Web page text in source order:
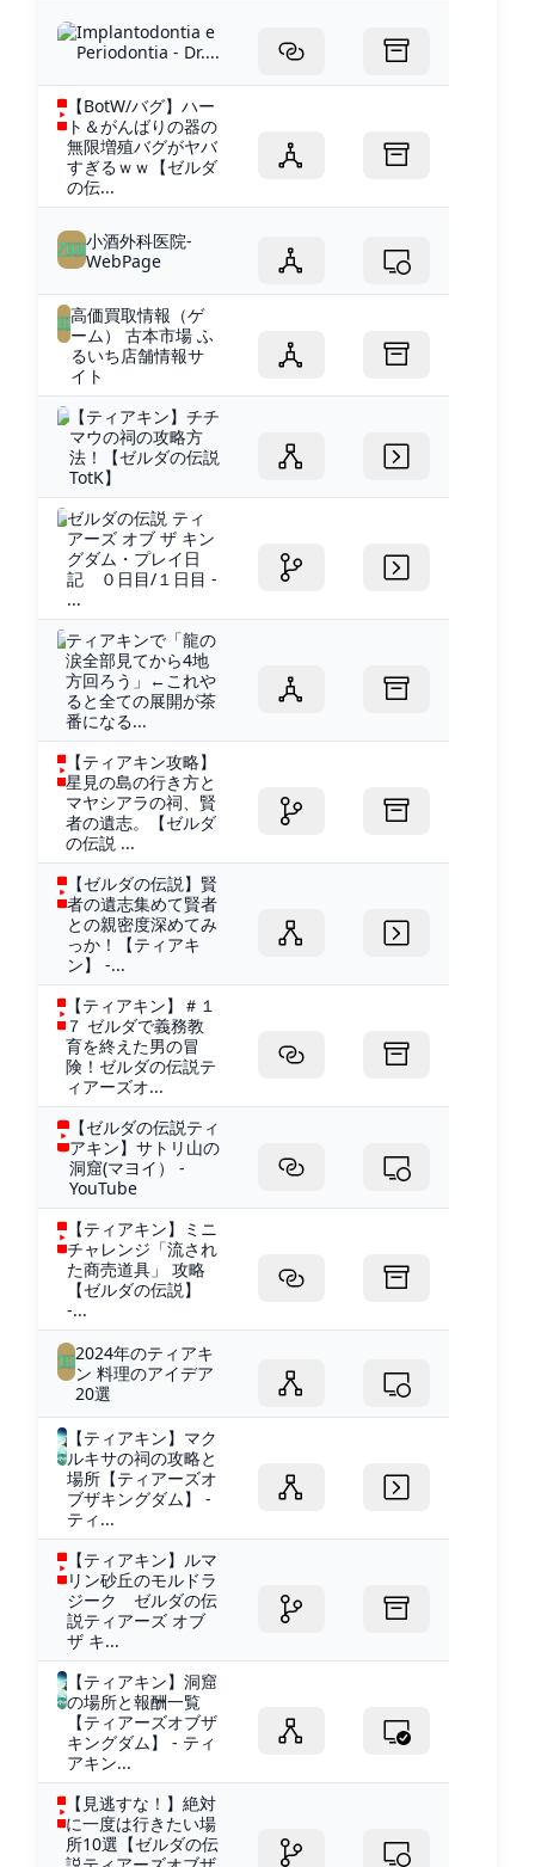
Implantodontia e
Periodontia - Dr....
【BotW/バグ】ハー
ト＆がんばりの器の
無限増殖バグがヤバ
すぎるｗｗ【ゼルダ
の伝...
小酒外科医院-
WebPage
高価買取情報（ゲ
ーム） 古本市場 ふ
るいち店舗情報サ
イト
【ティアキン】チチ
マウの祠の攻略方
法！【ゼルダの伝説
TotK】
ゼルダの伝説 ティ
アーズ オブ ザ キン
グダム・プレイ日
記 ０日目/１日目 -
...
ティアキンで「龍の
涙全部見てから4地
方回ろう」←これや
ると全ての展開が茶
番になる...
【ティアキン攻略】
星見の島の行き方と
マヤシアラの祠、賢
者の遺志。【ゼルダ
の伝説 ...
【ゼルダの伝説】賢
者の遺志集めて賢者
との親密度深めてみ
っか！【ティアキ
ン】 -...
【ティアキン】＃１
７ ゼルダで義務教
育を終えた男の冒
険！ゼルダの伝説テ
ィアーズオ...
【ゼルダの伝説ティ
アキン】サトリ山の
洞窟(マヨイ） -
YouTube
【ティアキン】ミニ
チャレンジ「流され
た商売道具」 攻略
【ゼルダの伝説】
-...
2024年のティアキ
ン 料理のアイデア
20選
【ティアキン】マク
ルキサの祠の攻略と
場所【ティアーズオ
ブザキングダム】 -
ティ...
【ティアキン】ルマ
リン砂丘のモルドラ
ジーク ゼルダの伝
説ティアーズ オブ
ザ キ...
【ティアキン】洞窟
の場所と報酬一覧
【ティアーズオブザ
キングダム】 - ティ
アキン...
【見逃すな！】絶対
に一度は行きたい場
所10選【ゼルダの伝